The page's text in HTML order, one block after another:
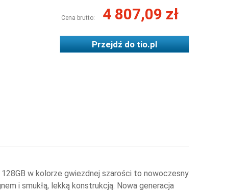
Cena brutto: 4 807,09 zł
Przejdź dotio.pl
w kolorze gwiezdnej szarości to nowoczesny
i smukłą, lekką konstrukcją. Nowa generacja